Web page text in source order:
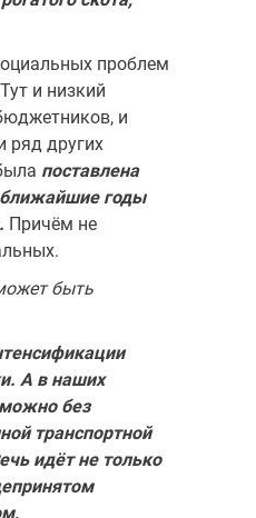
проблем
и низ­кий
и
ряд других
поставлена
ближайшие годы
Причём не
быть
А в наших
без
транспорт­ной
идёт не только